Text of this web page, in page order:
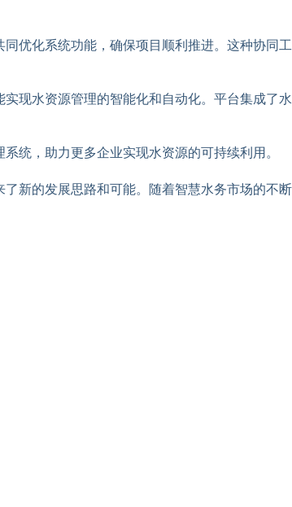
优化系统功能，确保项目顺利推进。这种协同工
现水资源管理的智能化和自动化。平台集成了水
统，助力更多企业实现水资源的可持续利用。
新的发展思路和可能。随着智慧水务市场的不断